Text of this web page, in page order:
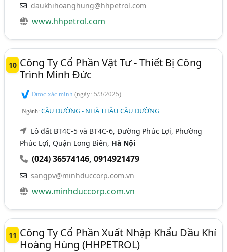
daukhihoanghung@hhpetrol.com
www.hhpetrol.com
10 Công Ty Cổ Phần Vật Tư - Thiết Bị Công
Trình Minh Đức
Được xác minh(ngày: 5/3/2025)
Ngành:CẦU ĐƯỜNG - NHÀ THẦU CẦU ĐƯỜNG
Lô đất BT4C-5 và BT4C-6, Đường Phúc Lợi, Phường
Phúc Lợi, Quận Long Biên, Hà Nội
(024) 36574146,0914921479
sangpv@minhduccorp.com.vn
www.minhduccorp.com.vn
11 Công Ty Cổ Phần Xuất Nhập Khẩu Dầu Khí
Hoàng Hùng (HHPETROL)